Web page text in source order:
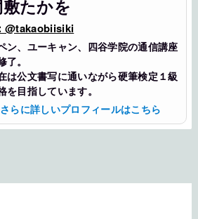
たかを
@takaobiisiki
ン、ユーキャン、四谷学院の通信講座
了。
は公文書写に通いながら硬筆検定１級
を目指しています。
らに詳しいプロフィールはこちら